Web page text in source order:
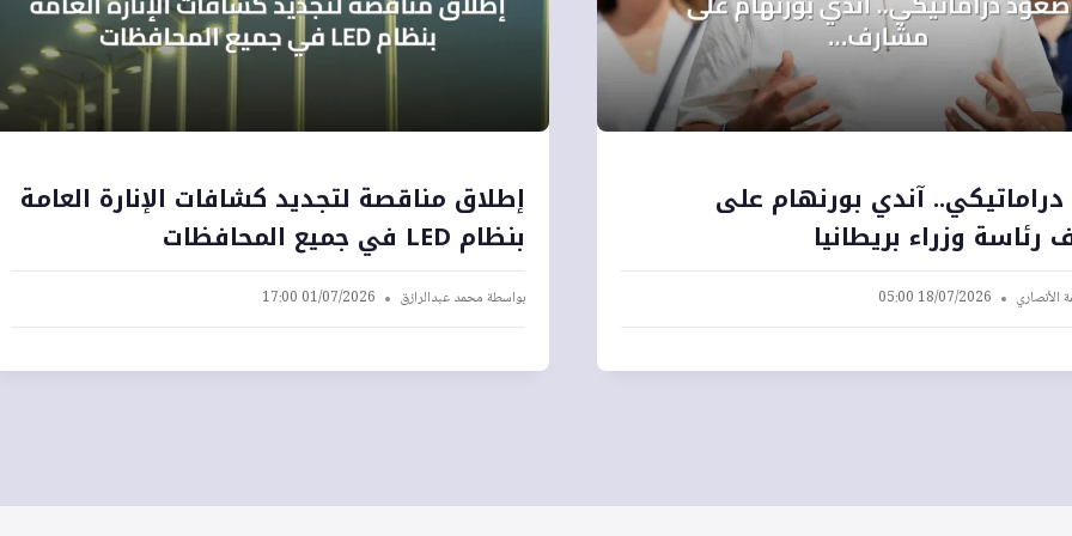
آندي بورنهام على
وزراء بريطانيا
الأنصاري 18/07/2026 05:00
إطلاق مناقصة لتجديد كشافات الإنارة العامة
بنظام LED في جميع المحافظات
بواسطة محمد عبدالرازق 01/07/2026 17:00